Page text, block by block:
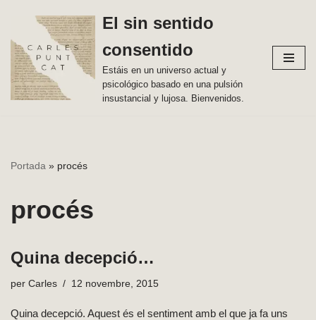
Vés
al
contingut
El sin sentido
consentido
Estáis en un universo actual y
psicológico basado en una pulsión
insustancial y lujosa. Bienvenidos.
Portada » procés
procés
Quina decepció…
per Carles 12 novembre, 2015
Quina decepció. Aquest és el sentiment amb el que ja fa uns